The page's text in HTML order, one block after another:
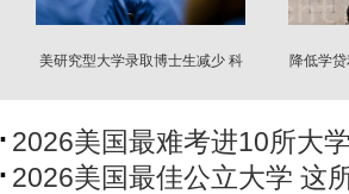
美研究型大学录取博士生减少 科
降低学
2026美国最难考进10所大
2026美国最佳公立大学 这